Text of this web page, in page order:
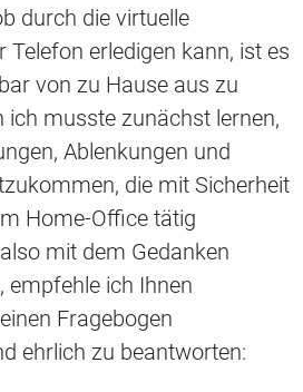
durch die virtuelle
Telefon erledigen kann, ist es
von zu Hause aus zu
ich musste zunächst lernen,
Ablenkungen und
die mit Sicherheit
Home-Office tätig
mit dem Gedanken
empfehle ich Ihnen
Fragebogen
ehrlich zu beantworten: